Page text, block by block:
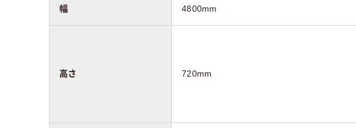
幅 4800mm
高さ 720mm